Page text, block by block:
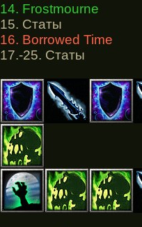
14. Frostmourne
15. Статы
16. Borrowed Time
17.-25. Статы